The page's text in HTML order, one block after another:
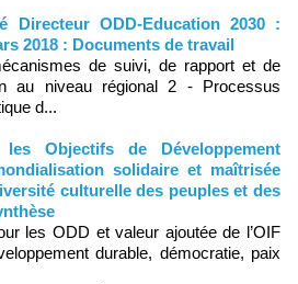
Directeur ODD-Education 2030 :
2018 : Documents de travail
de suivi, de rapport et de
au niveau régional 2 - Processus
d...
Objectifs de Développement
solidaire et maîtrisée
culturelle des peuples et des
les ODD et valeur ajoutée de l’OIF
durable, démocratie, paix